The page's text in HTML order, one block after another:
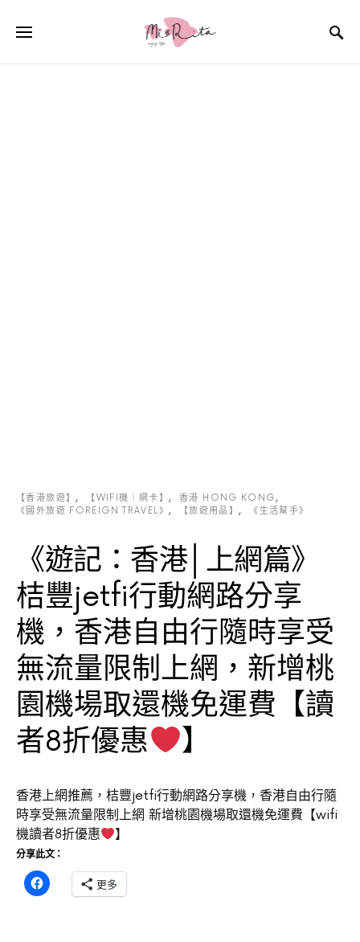
【香港旅遊】 【WIFI機｜網卡】
香港 HONG KONG
《國外旅遊 FOREIGN TRAVEL》
【旅遊用品】 《生活幫手》
《遊記：香港│上網篇》
桔豐jetfi行動網路分享
機，香港自由行隨時享受
無流量限制上網，新增桃
園機場取還機免運費【讀
者8折優惠
】
香港上網推薦，桔豐jetfi行動網路分享機，香港自由行隨
時享受無流量限制上網 新增桃園機場取還機免運費【wifi
機讀者8折優惠
】
分享此文：
更多